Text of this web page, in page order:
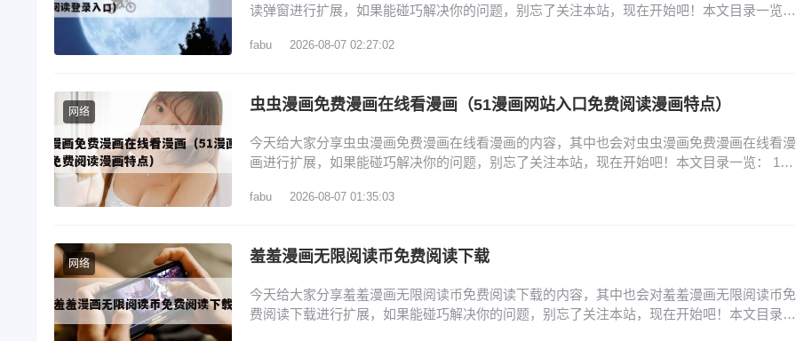
读弹窗进行扩展，如果能碰巧解决你的问题，别忘了关注本站，现在开始吧！本文目录一览：
差 3、免费漫画app哪个好用无广告可下载 4、看日漫的软件哪个好而且免费 3d漫画登陆页面
fabu 2026-08-07 02:27:02
网络 虫虫漫画免费漫画在线看漫画（51漫画网站入口免费阅读漫画特点）
今天给大家分享虫虫漫画免费漫画在线看漫画的内容，其中也会对虫虫漫画免费漫画在线看漫
画进行扩展，如果能碰巧解决你的问题，别忘了关注本站，现在开始吧！本文目录一览： 1、
画官网首页进入 3、虫虫漫画网页版在线登录入口_虫虫漫画官网首页入口推荐 4、虫虫漫画
fabu 2026-08-07 01:35:03
网络 羞羞漫画无限阅读币免费阅读下载
今天给大家分享羞羞漫画无限阅读币免费阅读下载的内容，其中也会对羞羞漫画无限阅读币免
费阅读下载进行扩展，如果能碰巧解决你的问题，别忘了关注本站，现在开始吧！本文目录一